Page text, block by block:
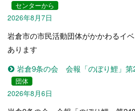
センターから
2026年8月7日
岩倉市の市民活動団体がかかわるイ
あります
岩倉9条の会 会報「のぼり鯉」第
団体
2026年8月6日